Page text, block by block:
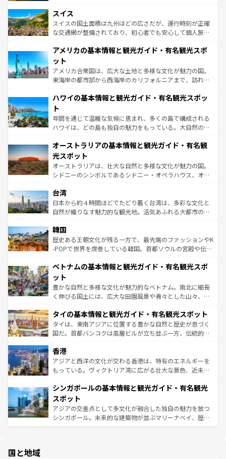
を参照してほしい。
は、お酒好きな人にはぜひ体験してほしい。 なお、新着の
ドイツ情報はコンテンツ一覧を参照してほしい。
リアごとに異なる魅力がある。また、優雅なアフタヌーン
ティー、ビール好きにはたまらない英国パブ、サッカー観
戦など、本場だからこそできる体験も豊富。イギリスを旅
ンツ一覧を参照してほしい。
スイス
スイスの国土面積は九州ほどの広さだが、運行時刻が正確
な交通網が整備されており、初心者でも安心して個人旅行
の建物がそのまま残る町や、スイスならではのユニークな
博物館もあり、アルプス観光だけでなく町歩きも満喫する
ことができる。国民の所得が高いため物価も高いが、旅行
者向けの交通パス提供のサービスもあり、うまく活用すれ
着のスイス情報はコンテンツ一覧を参照してほしい。
アメリカの基本情報と観光ガイド・有名観光スポ
ット
アメリカ合衆国は、広大な土地と多様な文化が魅力の国。
東海岸の都市部から西海岸のカリフォルニアまで、訪れる
のような巨大都市は、観光、ショッピング、エンターテイ
ンメントが詰まった刺激的なスポットだ。一方、アメリカ
西部には大自然が広がり、グランドキャニオンやイエロー
ストーン国立公園といった絶景が堪能できる。さらに、南
文化が魅力。旅行者はアメリカの各地域で異なる魅力を楽
しみながら、その多様性と豊かな歴史を感じることができ
るだろう。車でのロードトリップや列車の旅も、アメリカ
ならではの贅沢な旅のスタイルだ。 なお、新着のアメリカ
情報は コンテンツ一覧 を参照してほしい。
ハワイの基本情報と観光ガイド・有名観光スポッ
ト
年間を通じて温暖な気候に恵まれ、多くの島で構成される
ハワイは、どの島も独自の魅力をもっている。大自然の神
ワイ島は見逃せない。また、定番の観光地といえばオアフ
島だが、静かな自然を求めるならマウイ島やカウアイ島が
おすすめ。エメラルドグリーンに輝く海をはじめ、豊かな
文化や歴史が息づいている。「アロハスピリット」と呼ば
人々、おいしいローカルフードやハワイアンミュージッ
ク、伝統的なフラダンスなど、すべてがハワイの魅力を彩
っている。訪れるたびに新しい発見と感動が待っているハ
はコンテンツ一覧
オーストラリアの基本情報と観光ガイド・有名観
光スポット
オーストラリアは、壮大な自然と多様な文化が魅力の国。
シドニーのシンボルであるシドニー・オペラハウス、オー
リアリーフや大陸中央部にそびえるウルル（エアーズロッ
ク）、タスマニアの美しい原生林やケアンズの熱帯雨林な
ど、見どころがたくさん。また、カフェやワイン、オージ
いる。アクティビティも充実しており、サーフィンやダイ
ビング、ハイキングなど、アウトドア好きにはたまらな
い。オーストラリアの多彩な魅力を存分に味わいつくそ
参照してほしい。
台湾
日本から約４時間ほどでたどり着く台湾は、多彩な文化と
自然が織りなす魅力的な観光地。活気あふれる大都市の台
ン）、静ひつな山岳地帯である台湾東部など、都市の喧騒
と山間の静けさが共存しており、訪れる人に新しい発見と
驚きをもたらしてくれる。また、奥深い台湾の食文化も魅
容にもいいと評判のスイーツなど、バラエティ豊かな料理
照してほしい。
韓国
歴史ある王朝文化が残る一方で、最先端のファッションやK
-POPで世界を席巻している韓国。首都ソウルの宮殿や伝統
き、地方に足を延ばせば四季折々の自然美を楽しむことが
できる。そして、キムチや焼肉、絶品のストリートフード
まで、さまざまな韓国料理が待っている。夜には、韓国な
らではのナイトライフも堪能できる。あたたかいホスピタ
わってみてほしい。 なお、新着の韓国情報はコンテンツ一
覧 を参照してほしい。
ベトナムの基本情報と観光ガイド・有名観光スポ
ット
豊かな自然と多様な文化が魅力的なベトナム。南北に細長
く伸びる国土には、広大な田園風景や青々とした山々、世
急速な発展と共に伝統が息づく。ハノイの古い町並みやホ
ーチミン市のフランス統治時代の建物も、独特の雰囲気を
醸し出している。また、バラエティの豊かさとおいしさで
とつ。フォーやバインミー、ベトナムコーヒーなどは、ぜ
ひ現地で味わいたい。どの地域を訪れてもあたたかい人々
が旅行者を迎えてくれるので、きっと忘れられない旅にな
参照してほしい。
タイの基本情報と観光ガイド・有名観光スポット
タイは、東南アジアに位置する豊かな自然と歴史が息づく
国だ。首都バンコクは高層ビルが立ち並ぶ一方、伝統的な
の活気が交差している。北部ではチェンマイなどの山岳地
帯で自然と触れ合い、南部ではプーケットやクラビの美し
いビーチでリゾート気分を楽しむことができる。タイ料理
激する。気候は一年中温暖で、どの季節にも異なる楽しみ
が待っている。親しみやすいタイの人々、仏教を中心とし
た文化、そして多様な観光資源が、訪れる旅人を魅了し続
ける。 なお、新着のタイ情報はコンテンツ一覧を参照して
香港
アジアと西洋の文化が交わる香港は、特有のエネルギーを
もっている。ヴィクトリア湾に広がる壮大な景色、近未来
み、どこを訪れても感動するはず。観光スポットが密集し
ており、効率よく見どころを回れるのも魅力。息をのむよ
うな絶景から文化的な体験まで、香港を存分に楽しみ尽く
そう。 なお、新着の香港情報はコンテンツ一覧を参照して
シンガポールの基本情報と観光ガイド・有名観光
スポット
アジアの交差点として多文化が融合した独自の魅力を放つ
シンガポール。未来的な建築物が並ぶマリーナベイ、歴史
国と地域